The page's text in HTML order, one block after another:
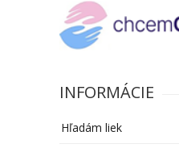
INFORMÁCIE
Hľadám liek